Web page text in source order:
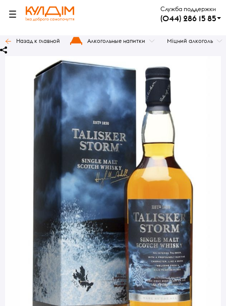
Служба поддержки
(044) 286 15 85
Назад к главной Алкогольные напитки Міцний алкоголь